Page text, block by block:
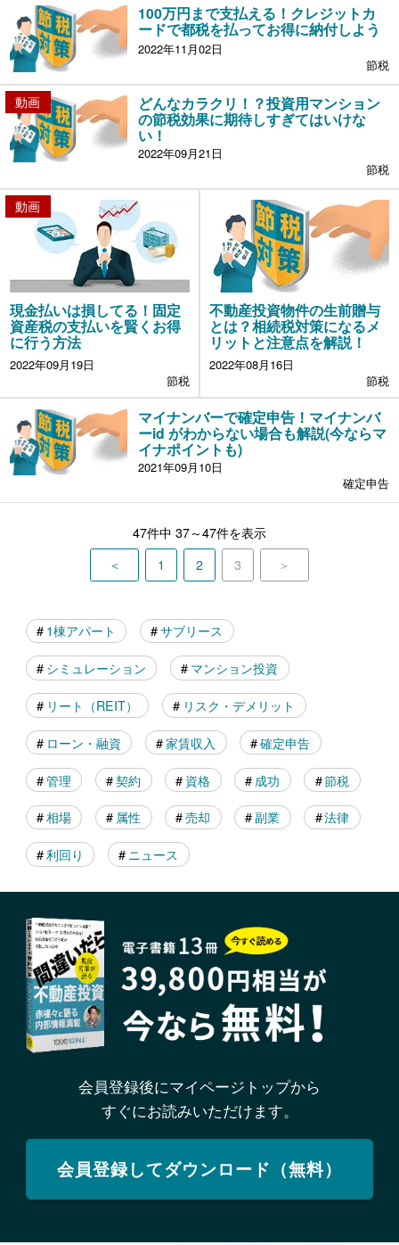
100万円まで支払える！クレジットカ
ードで都税を払ってお得に納付しよう
2022年11月02日
節税
動画 どんなカラクリ！？投資用マンション
の節税効果に期待しすぎてはいけな
い！
2022年09月21日
節税
動画
現金払いは損してる！固定
資産税の支払いを賢くお得
に行う方法
2022年09月19日
節税
不動産投資物件の生前贈与
とは？相続税対策になるメ
リットと注意点を解説！
2022年08月16日
節税
マイナンバーで確定申告！マイナンバ
ーid がわからない場合も解説(今ならマ
イナポイントも)
2021年09月10日
確定申告
47件中 37～47件を表示
＜
1 2 3 ＞
1棟アパート サブリース
シミュレーション マンション投資
リート（REIT） リスク・デメリット
ローン・融資 家賃収入 確定申告
管理 契約 資格 成功 節税
相場 属性 売却 副業 法律
利回り ニュース
会員登録後にマイページトップから
すぐにお読みいただけます。
会員登録してダウンロード（無料）